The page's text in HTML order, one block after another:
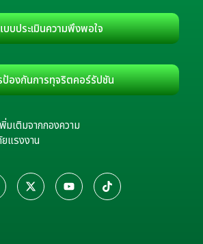
บบประเมินความพึงพอใจ
ป้องกันการทุจริตคอร์รัปชัน
มเติมจากกองความ
แรงงาน